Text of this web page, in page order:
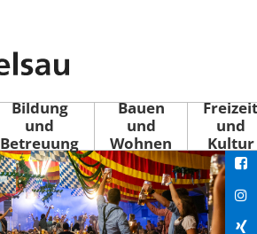
Bildung
und
Betreuung
Bauen
und
Wohnen
Freizeit
und
Kultur